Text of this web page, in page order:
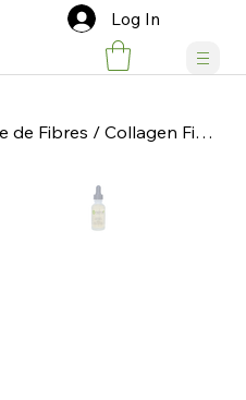
Log In
Serum de Collagene A Base de Fibres / Collagen Fiber Serum